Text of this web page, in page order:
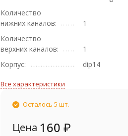
Количество
нижних каналов:
1
Количество
верхних каналов:
1
Корпус:
dip14
Все характеристики
Осталось 5 шт.
Цена 160 ₽